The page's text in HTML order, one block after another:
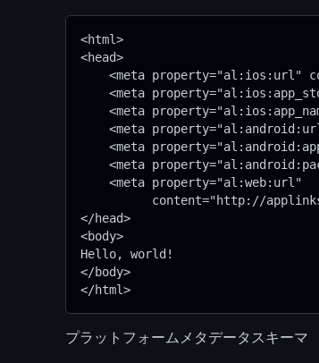
<html>
<head>
<meta property="al:ios:url"
<meta
<meta
<meta
<meta
<meta
    <meta property="al:web:url"
content="http://
</head>
<body>
Hello, world!
</body>
</html>
プラットフォームメタデータスキーマ